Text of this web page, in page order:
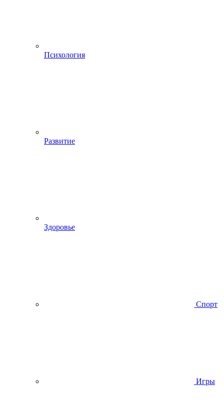
Психология
Развитие
Здоровье
Спорт
Игры